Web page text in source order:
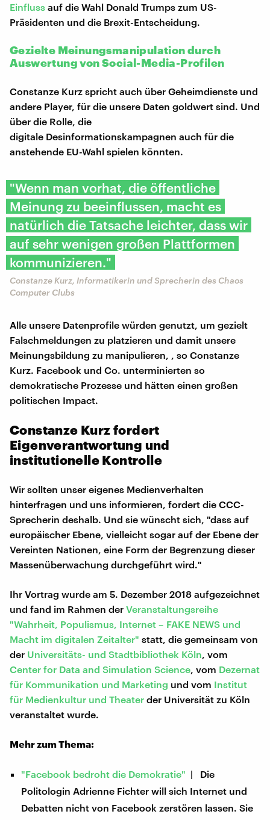
Einfluss auf die Wahl Donald Trumps zum US-
Präsidenten und die Brexit-Entscheidung.
Gezielte Meinungsmanipulation durch
Auswertung von Social-Media-Profilen
Constanze Kurz spricht auch über Geheimdienste und
andere Player, für die unsere Daten goldwert sind. Und
über die Rolle, die
digitale Desinformationskampagnen auch für die
anstehende EU-Wahl spielen könnten.
"Wenn man vorhat, die öffentliche
Meinung zu beeinflussen, macht es
natürlich die Tatsache leichter, dass wir
auf sehr wenigen großen Plattformen
kommunizieren."
Constanze Kurz, Informatikerin und Sprecherin des Chaos
Computer Clubs
Alle unsere Datenprofile würden genutzt, um gezielt
Falschmeldungen zu platzieren und damit unsere
Meinungsbildung zu manipulieren, , so Constanze
Kurz. Facebook und Co. unterminierten so
demokratische Prozesse und hätten einen großen
politischen Impact.
Constanze Kurz fordert
Eigenverantwortung und
institutionelle Kontrolle
Wir sollten unser eigenes Medienverhalten
hinterfragen und uns informieren, fordert die CCC-
Sprecherin deshalb. Und sie wünscht sich, "dass auf
europäischer Ebene, vielleicht sogar auf der Ebene der
Vereinten Nationen, eine Form der Begrenzung dieser
Massenüberwachung durchgeführt wird."
Ihr Vortrag wurde am 5. Dezember 2018 aufgezeichnet
und fand im Rahmen der Veranstaltungsreihe
"Wahrheit, Populismus, Internet – FAKE NEWS und
Macht im digitalen Zeitalter" statt, die gemeinsam von
der Universitäts- und Stadtbibliothek Köln , vom
Center for Data and Simulation Science , vom Dezernat
für Kommunikation und Marketing und vom Institut
für Medienkultur und Theater der Universität zu Köln
veranstaltet wurde.
Mehr zum Thema:
"Facebook bedroht die Demokratie" | Die
Politologin Adrienne Fichter will sich Internet und
Debatten nicht von Facebook zerstören lassen. Sie